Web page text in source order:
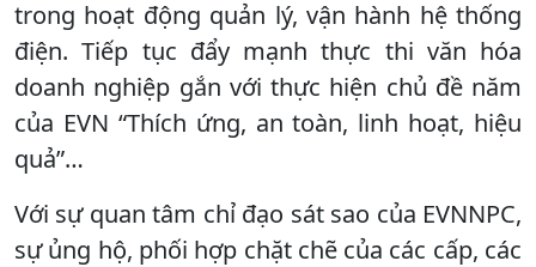
trong hoạt động quản lý, vận hành hệ thống
điện. Tiếp tục đẩy mạnh thực thi văn hóa
doanh nghiệp gắn với thực hiện chủ đề năm
của EVN “Thích ứng, an toàn, linh hoạt, hiệu
quả”…
Với sự quan tâm chỉ đạo sát sao của EVNNPC,
sự ủng hộ, phối hợp chặt chẽ của các cấp, các